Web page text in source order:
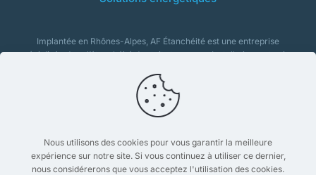
Implantée en Rhônes-Alpes, AF Étanchéité est une entreprise
spécialisée dans l’étanchéité des toits terrasses. Installation, entretien,
de vie de votre toiture.
Nous utilisons des cookies pour vous garantir la meilleure
expérience sur notre site. Si vous continuez à utiliser ce dernier,
nous considérerons que vous acceptez l'utilisation des cookies.